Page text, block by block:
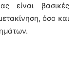
είναι βασικές
όσο και